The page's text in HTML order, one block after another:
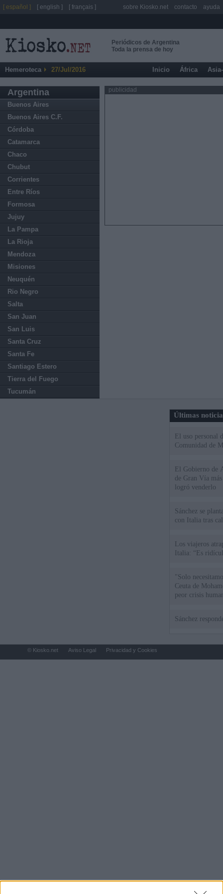
Periódicos de Argentina
Toda la prensa de hoy
Hemeroteca 27/Jul/2016 Inicio África
Argentina
Buenos Aires
Buenos Aires C.F.
Córdoba
Catamarca
Chaco
Chubut
Corrientes
Entre Ríos
Formosa
Jujuy
La Pampa
La Rioja
Mendoza
Misiones
Neuquén
Rio Negro
Salta
San Juan
San Luis
Santa Cruz
Santa Fe
Santiago Estero
Tierra del Fuego
Tucumán
publicidad
Últimas
El uso personal
Comunidad de
El Gobierno de
de Gran Vía
logró venderlo
Sánchez se
con Italia tras
Los viajeros
Italia: “Es
"Solo
Ceuta de
peor crisis
Sánchez
[ español ] [ english ] [ français ] sobre Kiosko.net contacto ayuda
© Kiosko.net Aviso Legal Privacidad y Cookies